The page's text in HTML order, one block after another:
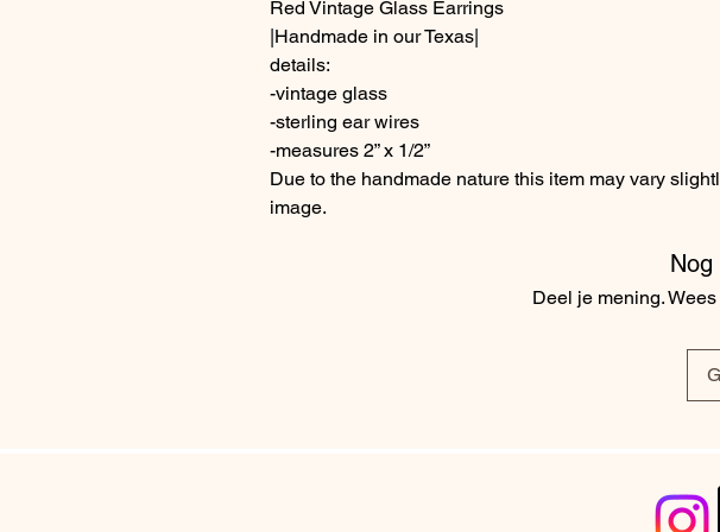
Red Vintage Glass Earrings
|Handmade in our Texas|
details:
-vintage glass
-sterling ear wires
-measures 2” x 1/2”
Due to the handmade nature this item may vary
image.
Nog
Deel je mening.